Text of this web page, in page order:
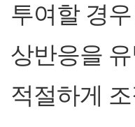
투여할 경
상반응을
적절하게